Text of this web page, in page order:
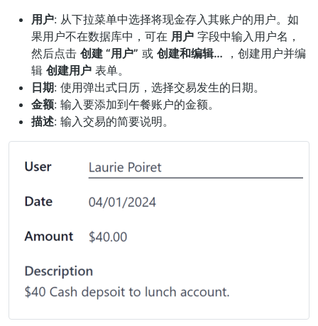
用户: 从下拉菜单中选择将现金存入其账户的用户。如
果用户不在数据库中，可在 用户 字段中输入用户名，
然后点击 创建 “用户” 或 创建和编辑… ，创建用户并编
辑 创建用户 表单。
日期: 使用弹出式日历，选择交易发生的日期。
金额: 输入要添加到午餐账户的金额。
描述: 输入交易的简要说明。